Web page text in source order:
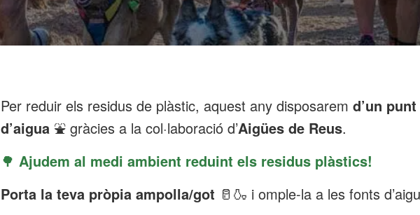
Per reduir els residus de plàstic, aquest any disposarem d’un
d’aigua ⛲ gràcies a la col·laboració d’Aigües de Reus.
🌳 Ajudem al medi ambient reduint els residus plàstics!
Porta la teva pròpia ampolla/got 🥛🍶 i omple-la a les fonts